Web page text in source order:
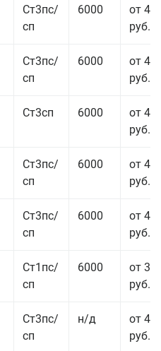
Ст3пс/
сп
6000
от 46
руб.
Ст3пс/
сп
6000
от 43
руб.
Ст3сп 6000
от 43
руб.
Ст3пс/
сп
6000
от 42
руб.
Ст3пс/
сп
6000
от 42
руб.
Ст1пс/
сп
6000
от 35
руб.
Ст3пс/
сп
н/д
от 43
руб.